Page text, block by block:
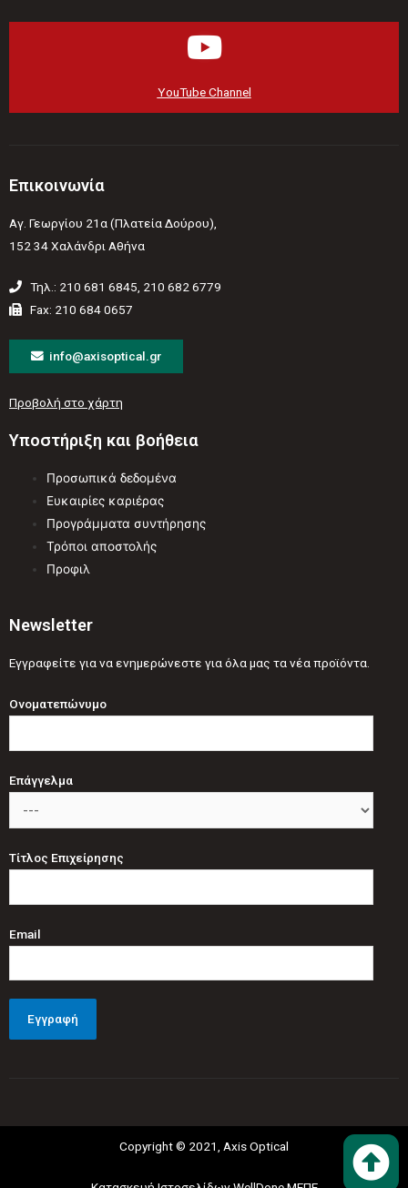
YouTube Channel
Επικοινωνία
Αγ. Γεωργίου 21α (Πλατεία Δούρου),
152 34 Χαλάνδρι Αθήνα
Τηλ.: 210 681 6845, 210 682 6779
Fax: 210 684 0657
info@axisoptical.gr
Προβολή στο χάρτη
Υποστήριξη και βοήθεια
Προσωπικά δεδομένα
Ευκαιρίες καριέρας
Προγράμματα συντήρησης
Τρόποι αποστολής
Προφιλ
Newsletter
Εγγραφείτε για να ενημερώνεστε για όλα μας τα νέα προϊόντα.
Ονοματεπώνυμο
Επάγγελμα
Τίτλος Επιχείρησης
Email
Copyright © 2021, Axis Optical